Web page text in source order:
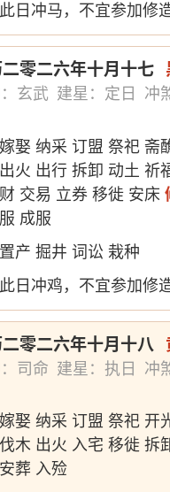
此日冲马，不宜参加修
零二六年十月十七
玄武 建星：定日
冲
嫁娶 纳采 订盟 祭祀 斋
出火 出行 拆卸 动土 祈
财 交易 立券 移徙 安床
服 成服
置产 掘井 词讼 栽种
此日冲鸡，不宜参加修
零二六年十月十八
司命 建星：执日
冲
嫁娶 纳采 订盟 祭祀 开
伐木 出火 入宅 移徙 拆
安葬 入殓